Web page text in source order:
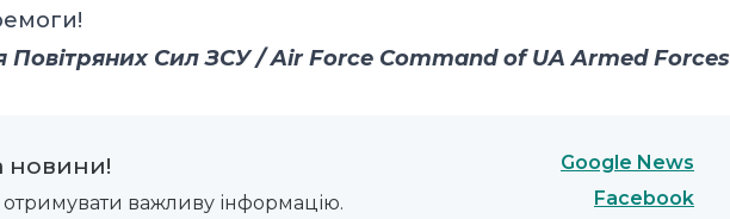
Сил ЗСУ / Air Force Command of UA Armed Forces
новини!
важливу інформацію.
Google News
Facebook